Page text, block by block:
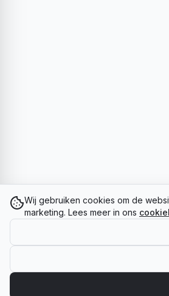
Wij gebruiken cookies om de
marketing. Lees meer in ons